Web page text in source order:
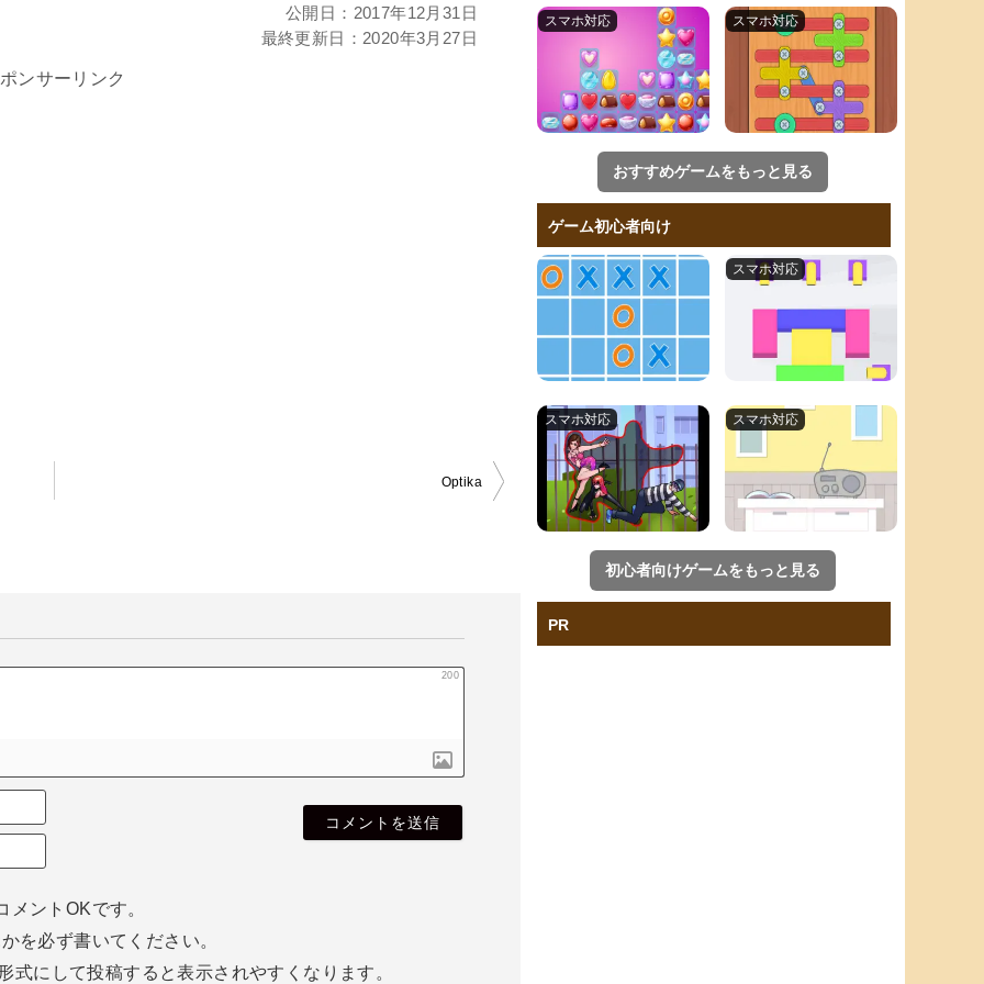
公開日： 2017年12月31日
最終更新日： 2020年3月27日
ンサーリンク
Optika
200
名
無
さ
E
m
（
空
ントOKです。
を必ず書いてください。
にして投稿すると表示されやすくなります。
おすすめゲームをもっと見る
ゲーム初心者向け
初心者向けゲームをもっと見る
PR